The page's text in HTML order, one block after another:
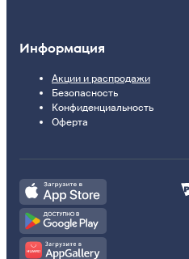
Информация
Акции и распродажи
Безопасность
Конфиденциальность
Оферта